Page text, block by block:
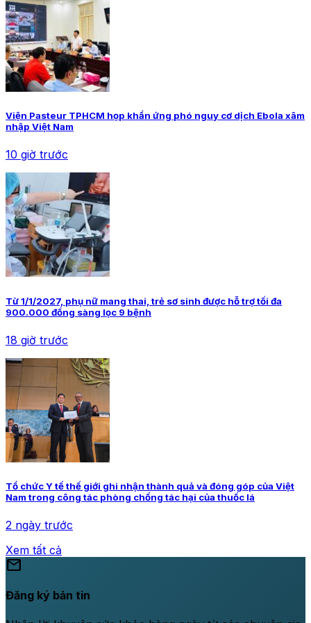
Viện Pasteur TPHCM họp khẩn ứng phó nguy cơ dịch Ebola xâm
nhập Việt Nam
10 giờ trước
Từ 1/1/2027, phụ nữ mang thai, trẻ sơ sinh được hỗ trợ tối đa
900.000 đồng sàng lọc 9 bệnh
18 giờ trước
Tổ chức Y tế thế giới ghi nhận thành quả và đóng góp của Việt
Nam trong công tác phòng chống tác hại của thuốc lá
2 ngày trước
Xem tất cả
mail
Đăng ký bản tin